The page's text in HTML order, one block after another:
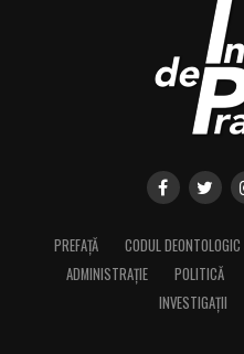
PREFAȚĂ CODUL
ADMINISTRAȚIE
POLITICĂ
INVESTIGAȚII